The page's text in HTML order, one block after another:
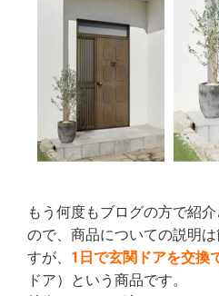
もう何度もブログの方で紹
ので、商品についての説明
すが、 1日で玄関ドアを交換
ドア）という商品です。